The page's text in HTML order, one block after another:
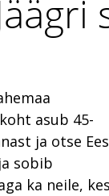
asub 45-
ja otse
sobib
ka neile, kes